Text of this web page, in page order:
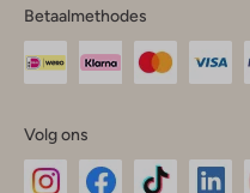
Betaalmethodes
Volg ons